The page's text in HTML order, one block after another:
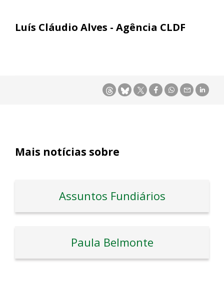
Luís Cláudio Alves - Agência CLDF
Mais notícias sobre
Assuntos Fundiários
Paula Belmonte